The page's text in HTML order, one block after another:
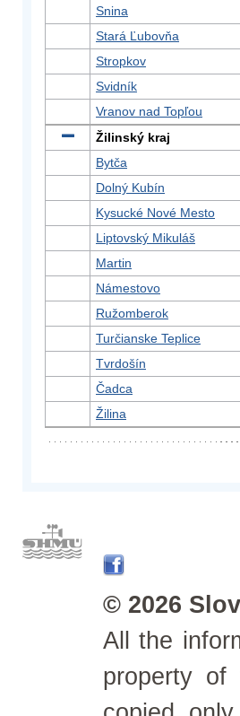
Snina
Stará Ľubovňa
Stropkov
Svidník
Vranov nad Topľou
Žilinský kraj
Bytča
Dolný Kubín
Kysucké Nové Mesto
Liptovský Mikuláš
Martin
Námestovo
Ružomberok
Turčianske Teplice
Tvrdošín
Čadca
Žilina
© 2026
All the
property of